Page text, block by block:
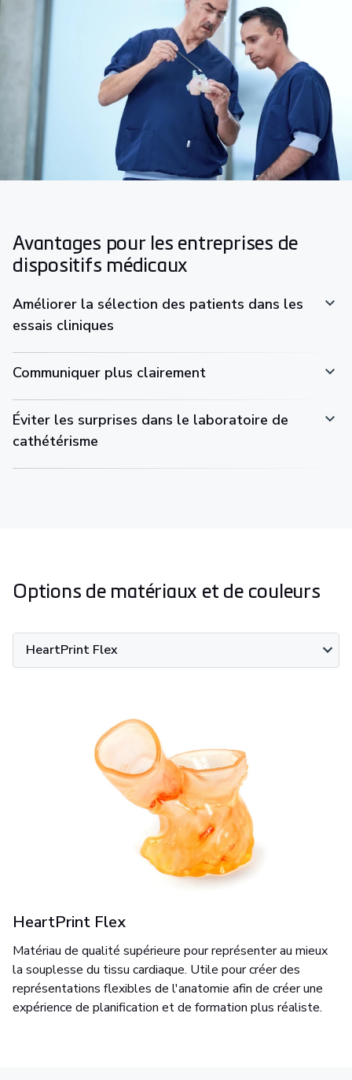
Avantages pour les entreprises de
dispositifs médicaux
Améliorer la sélection des patients dans les
essais cliniques
Communiquer plus clairement
Éviter les surprises dans le laboratoire de
cathétérisme
Options de matériaux et de couleurs
HeartPrint Flex
HeartPrint Flex
Matériau de qualité supérieure pour représenter au mieux
la souplesse du tissu cardiaque. Utile pour créer des
représentations flexibles de l'anatomie afin de créer une
expérience de planification et de formation plus réaliste.